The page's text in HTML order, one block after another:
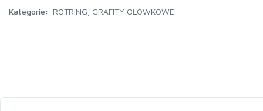
Kategorie:
ROTRING GRAFITY OŁÓWKOWE